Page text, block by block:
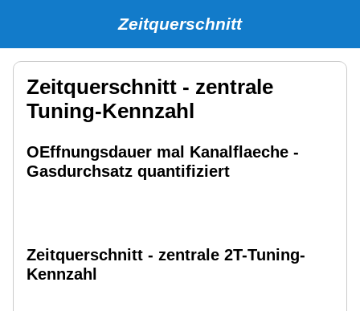
Zeitquerschnitt
Zeitquerschnitt - zentrale
Tuning-Kennzahl
OEffnungsdauer mal Kanalflaeche -
Gasdurchsatz quantifiziert
Zeitquerschnitt - zentrale 2T-Tuning-
Kennzahl